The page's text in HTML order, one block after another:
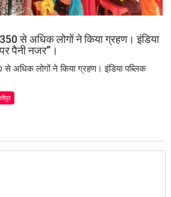
से अधिक लोगों ने किया ग्रहण। इंडिया
पैनी नजर”।
अधिक लोगों ने किया ग्रहण। इंडिया पब्लिक